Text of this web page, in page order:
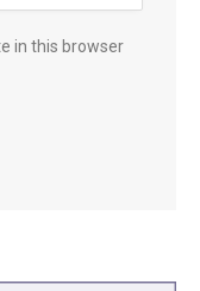
in this browser